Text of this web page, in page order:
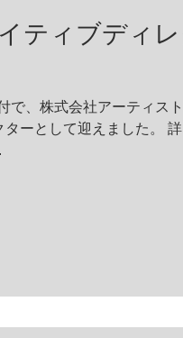
ティブディ
、株式会社アーティス
は、こちらをご覧ください。 株式会社